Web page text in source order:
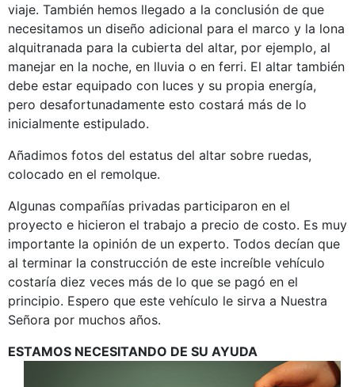
viaje. También hemos llegado a la conclusión de que
necesitamos un diseño adicional para el marco y la lona
alquitranada para la cubierta del altar, por ejemplo, al
manejar en la noche, en lluvia o en ferri. El altar también
debe estar equipado con luces y su propia energía,
pero desafortunadamente esto costará más de lo
inicialmente estipulado.
Añadimos fotos del estatus del altar sobre ruedas,
colocado en el remolque.
Algunas compañías privadas participaron en el
proyecto e hicieron el trabajo a precio de costo. Es muy
importante la opinión de un experto. Todos decían que
al terminar la construcción de este increíble vehículo
costaría diez veces más de lo que se pagó en el
principio. Espero que este vehículo le sirva a Nuestra
Señora por muchos años.
ESTAMOS NECESITANDO DE SU AYUDA